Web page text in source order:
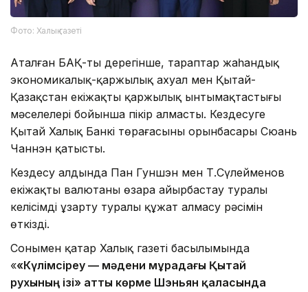
Фото: Халық газеті
Аталған БАҚ-тың дерегінше, тараптар жаһандық
экономикалық-қаржылық ахуал мен Қытай-
Қазақстан екіжақты қаржылық ынтымақтастығы
мәселелері бойынша пікір алмасты. Кездесуге
Қытай Халық Банкі төрағасының орынбасары Сюань
Чаннэн қатысты.
Кездесу алдында Пан Гуншэн мен Т.Сүлейменов
екіжақты валютаны өзара айырбастау туралы
келісімді ұзарту туралы құжат алмасу рәсімін
өткізді.
Сонымен қатар Халық газеті басылымында
««Күлімсіреу — мәдени мұрадағы Қытай
рухының ізі» атты көрме Шэньян қаласында